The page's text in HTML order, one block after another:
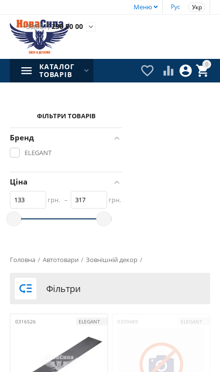
Рус Укр
Меню
+38(067)230 50 00 
0


 
КАТАЛОГ
ТОВАРІВ
ФІЛЬТРИ ТОВАРІВ
Бренд
ELEGANT
Ціна
грн. – грн.
Головна / Автотовари / Зовнішній декор /
 Фільтри
0316526 ELEGANT 0309489 ELEGANT